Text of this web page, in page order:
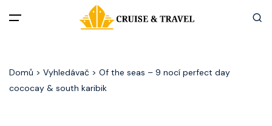
Akční nabídky
Domů > Vyhledávač > Of the seas – 9 nocí perfect day
cococay & south karibik